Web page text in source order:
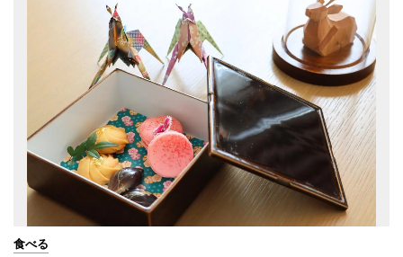
食べる